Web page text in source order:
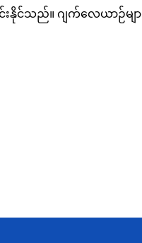
းနိုင်သည်။ ဂျက်လေယာဉ်